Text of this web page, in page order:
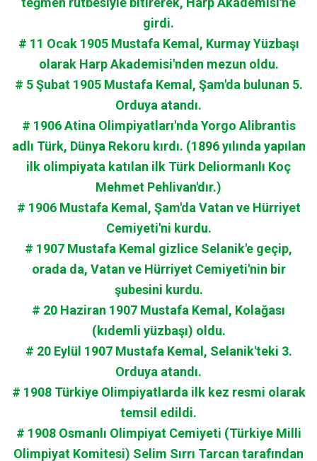
girdi.
# 11 Ocak 1905 Mustafa Kemal, Kurmay Yüzbaşı
olarak Harp Akademisi'nden mezun oldu.
# 5 Şubat 1905 Mustafa Kemal, Şam'da bulunan 5.
Orduya atandı.
# 1906 Atina Olimpiyatları'nda Yorgo Alibrantis
adlı Türk, Dünya Rekoru kırdı. (1896 yılında yapılan
ilk olimpiyata katılan ilk Türk Deliormanlı Koç
Mehmet Pehlivan'dır.)
# 1906 Mustafa Kemal, Şam'da Vatan ve Hürriyet
Cemiyeti'ni kurdu.
# 1907 Mustafa Kemal gizlice Selanik'e geçip,
orada da, Vatan ve Hürriyet Cemiyeti'nin bir
şubesini kurdu.
# 20 Haziran 1907 Mustafa Kemal, Kolağası
(kıdemli yüzbaşı) oldu.
# 20 Eylül 1907 Mustafa Kemal, Selanik'teki 3.
Orduya atandı.
# 1908 Türkiye Olimpiyatlarda ilk kez resmi olarak
temsil edildi.
# 1908 Osmanlı Olimpiyat Cemiyeti (Türkiye Milli
Olimpiyat Komitesi) Selim Sırrı Tarcan tarafından